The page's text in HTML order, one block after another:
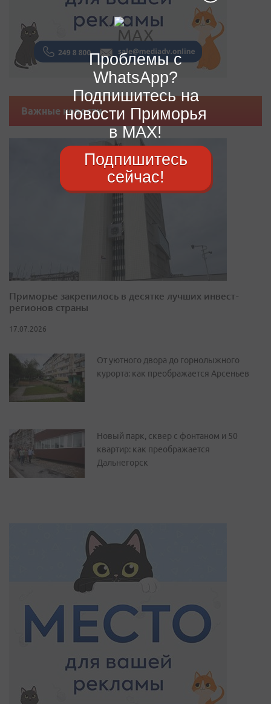
Важные новости
Приморье закрепилось в десятке лучших инвест-
регионов страны
17.07.2026
От уютного двора до горнолыжного
курорта: как преображается Арсеньев
Новый парк, сквер с фонтаном и 50
квартир: как преображается
Дальнегорск
Проблемы с
WhatsApp?
Подпишитесь на
новости Приморья
в MAX!
Подпишитесь
сейчас!